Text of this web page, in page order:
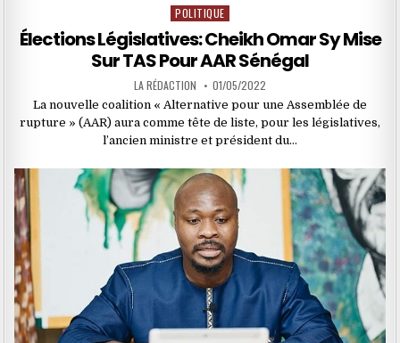
Posted
POLITIQUE
Élections Législatives: Cheikh Omar Sy Mise
Sur TAS Pour AAR Sénégal
LA RÉDACTION 01/05/2022
La nouvelle coalition « Alternative pour une Assemblée de
rupture » (AAR) aura comme tête de liste, pour les législatives,
l’ancien ministre et président du…